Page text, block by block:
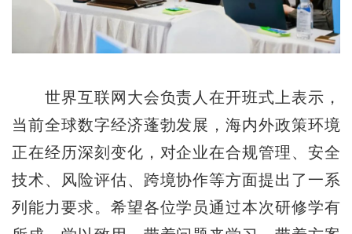
世界互联网大会负责人在开班式上表示，
当前全球数字经济蓬勃发展，海内外政策环境
正在经历深刻变化，对企业在合规管理、安全
技术、风险评估、跨境协作等方面提出了一系
列能力要求。希望各位学员通过本次研修学有